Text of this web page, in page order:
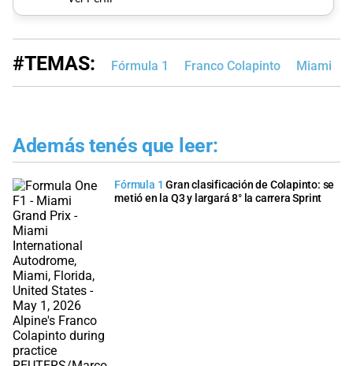
#TEMAS: Fórmula 1 Franco Colapinto Miami
Además tenés que leer:
Fórmula 1 Gran clasificación de Colapinto: se
metió en la Q3 y largará 8° la carrera Sprint